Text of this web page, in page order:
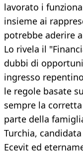
lavorato i
insieme ai
potrebbe aderire
Lo rivela il
dubbi di
ingresso
le regole basate
sempre la
parte della
Turchia,
Ecevit ed